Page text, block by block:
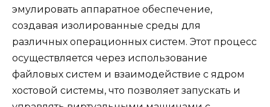
эмулировать аппаратное обеспечение,
создавая изолированные среды для
различных операционных систем. Этот процесс
осуществляется через использование
файловых систем и взаимодействие с ядром
хостовой системы, что позволяет запускать и